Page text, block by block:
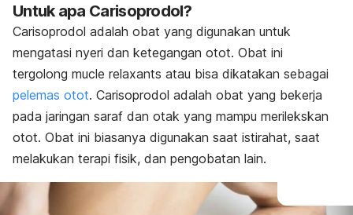
Peringatan dan Perhatian Obat Carisoprodol
Interaksi Obat Carisoprodol
Overdosis Carisoprodol
Untuk apa Carisoprodol?
Carisoprodol adalah obat yang digunakan untuk
mengatasi nyeri dan ketegangan otot. Obat ini
tergolong mucle relaxants atau bisa dikatakan sebagai
pelemas otot. Carisoprodol adalah obat yang bekerja
pada jaringan saraf dan otak yang mampu merilekskan
otot. Obat ini biasanya digunakan saat istirahat, saat
melakukan terapi fisik, dan pengobatan lain.